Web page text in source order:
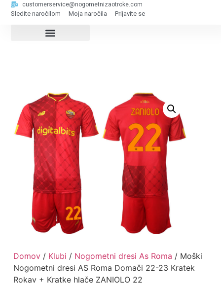
customerservice@nogometnizaotroke.com
Sledite naročilom Moja naročila Prijavite se
Domov/ Klubi / Nogometni dresi As Roma / Moški
Nogometni dresi AS Roma Domači 22-23 Kratek
Rokav + Kratke hlače ZANIOLO 22